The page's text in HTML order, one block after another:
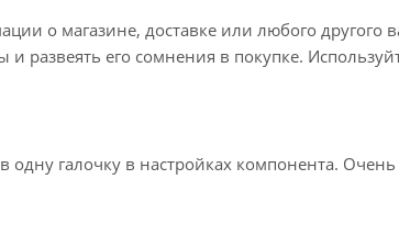
о магазине, доставке или любого другого
развеять его сомнения в покупке.
галочку в настройках компонента.